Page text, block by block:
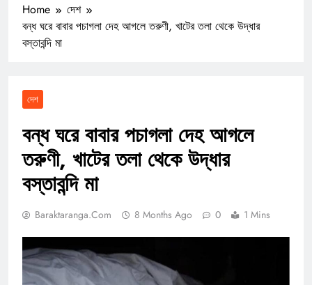
Home
দেশ
বন্ধ ঘরে বাবার পচাগলা দেহ আগলে তরুণী, খাটের তলা থেকে উদ্ধার
বস্তাবন্দি মা
দেশ
বন্ধ ঘরে বাবার পচাগলা দেহ আগলে
তরুণী, খাটের তলা থেকে উদ্ধার
বস্তাবন্দি মা
Baraktaranga.com 8 Months Ago 0 1 Mins